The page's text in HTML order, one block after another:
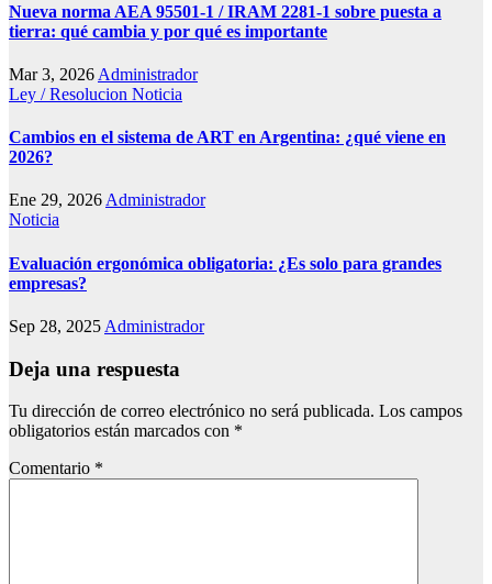
Nueva norma AEA 95501-1 / IRAM 2281-1 sobre puesta a
tierra: qué cambia y por qué es importante
Mar 3, 2026 Administrador
Ley / Resolucion Noticia
Cambios en el sistema de ART en Argentina: ¿qué viene en
2026?
Ene 29, 2026Administrador
Noticia
Evaluación ergonómica obligatoria: ¿Es solo para grandes
empresas?
Sep 28, 2025 Administrador
Deja una respuesta
Tu dirección de correo electrónico no será publicada. Los campos
obligatorios están marcados con *
Comentario *